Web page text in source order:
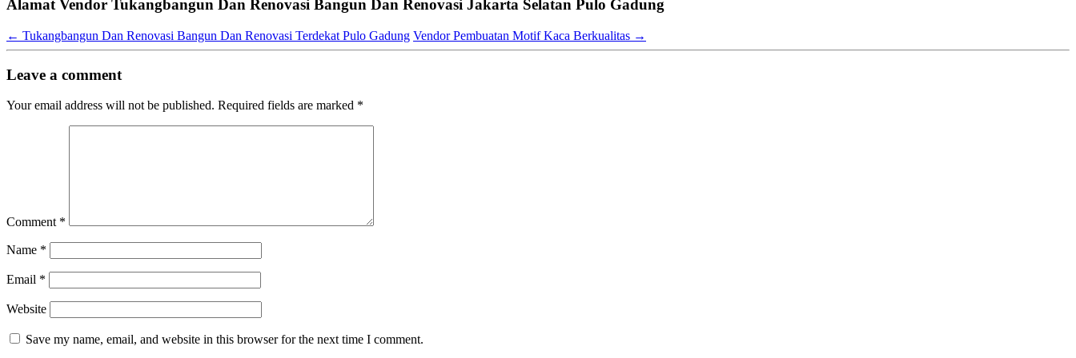
Alamat Vendor Tukangbangun Dan Renovasi Bangun Dan Renovasi Jakarta Selatan Pulo Gadung
← Tukangbangun Dan Renovasi Bangun Dan Renovasi Terdekat Pulo Gadung Vendor Pembuatan Motif Kaca Berkualitas →
Leave a comment
Your email address will not be published. Required fields are marked *
Comment *
Name *
Email *
Website
Save my name, email, and website in this browser for the next time I comment.